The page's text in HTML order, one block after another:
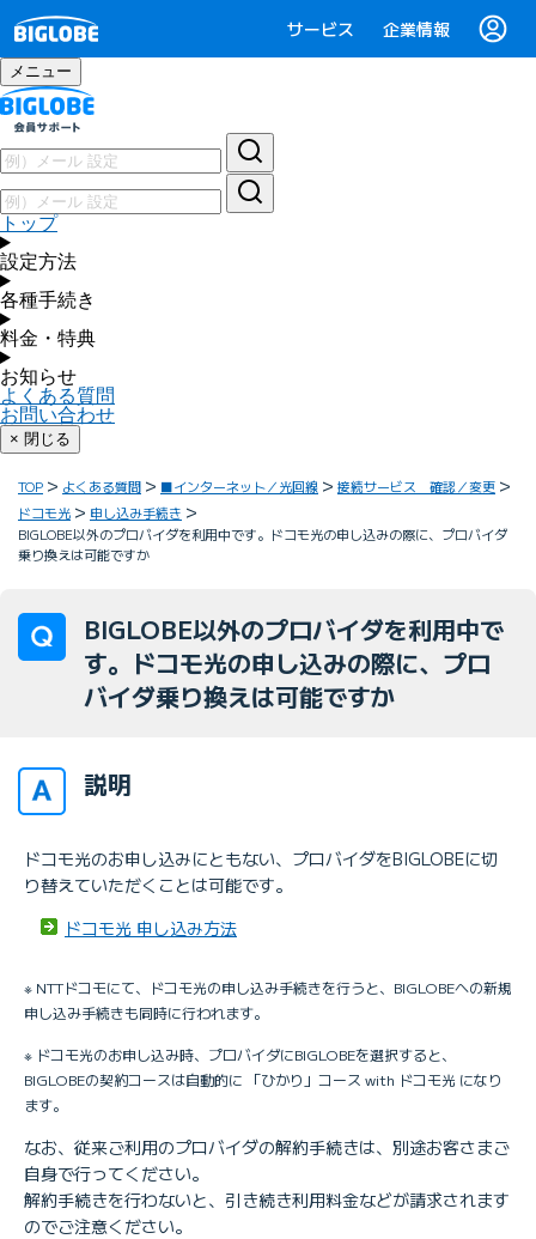
サービス 企業情報
メニュー
トップ
設定方法
各種手続き
料金・特典
お知らせ
よくある質問
お問い合わせ
× 閉じる
TOP よくある質問 ■インターネット／光回線
接続サービス 確認／変更
ドコモ光
申し込み手続き
BIGLOBE以外のプロバイダを利用中です。ドコモ光の申し込みの際に、プロバイダ
乗り換えは可能ですか
BIGLOBE以外のプロバイダを利用中で
す。ドコモ光の申し込みの際に、プロ
バイダ乗り換えは可能ですか
説明
ドコモ光のお申し込みにともない、プロバイダをBIGLOBEに切
り替えていただくことは可能です。
ドコモ光 申し込み方法
※ NTTドコモにて、ドコモ光の申し込み手続きを行うと、BIGLOBEへの新規
申し込み手続きも同時に行われます。
※ ドコモ光のお申し込み時、プロバイダにBIGLOBEを選択すると、
BIGLOBEの契約コースは自動的に 「ひかり」コース with ドコモ光 になり
ます。
なお、従来ご利用のプロバイダの解約手続きは、別途お客さまご
自身で行ってください。
解約手続きを行わないと、引き続き利用料金などが請求されます
のでご注意ください。